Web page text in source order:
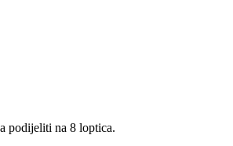
podijeliti na 8 loptica.